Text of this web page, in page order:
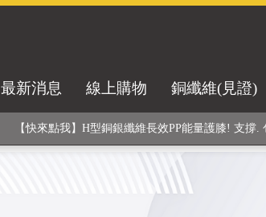
最新消息 線上購物 銅纖維(見證)
銅銀鍺元素融合紗線，長效抗菌除臭! 全程MIT製
【快來點我】H型銅銀纖維長效PP能量護膝! 支撐
【快來點我】三金家族- 專利活氧 男